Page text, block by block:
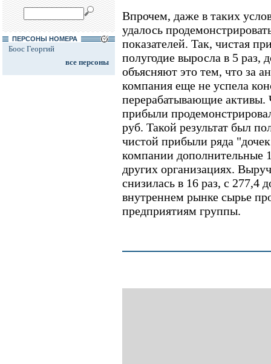
ПЕРСОНЫ НОМЕРА
Боос Георгий
все персоны
Впрочем, даже в таких
удалось
показателей. Так, чистая
полугодие выросла в 5 раз,
объясняют это тем, что за
компания еще не успела
перерабатывающие активы.
прибыли
руб. Такой результат был
чистой прибыли ряда
компании дополнительные
других организациях.
снизилась в 16 раз, с 277,4
внутреннем рынке сырье
предприятиям группы.